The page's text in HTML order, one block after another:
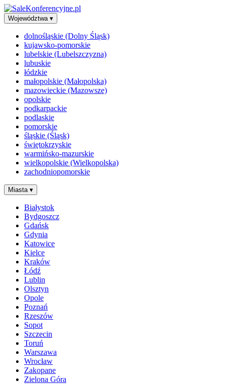
Województwa ▾
dolnośląskie (Dolny Śląsk)
kujawsko-pomorskie
lubelskie (Lubelszczyzna)
lubuskie
łódzkie
małopolskie (Małopolska)
mazowieckie (Mazowsze)
opolskie
podkarpackie
podlaskie
pomorskie
śląskie (Śląsk)
świętokrzyskie
warmińsko-mazurskie
wielkopolskie (Wielkopolska)
zachodniopomorskie
Miasta ▾
Białystok
Bydgoszcz
Gdańsk
Gdynia
Katowice
Kielce
Kraków
Łódź
Lublin
Olsztyn
Opole
Poznań
Rzeszów
Sopot
Szczecin
Toruń
Warszawa
Wrocław
Zakopane
Zielona Góra